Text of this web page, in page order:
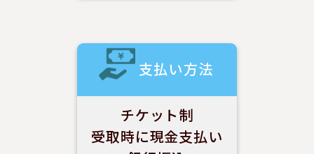
支払い方法
チケット制
受取時に現金支払い